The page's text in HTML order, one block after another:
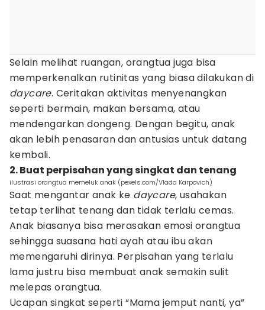
Selain melihat ruangan, orangtua juga bisa
memperkenalkan rutinitas yang biasa dilakukan di
daycare. Ceritakan aktivitas menyenangkan
seperti bermain, makan bersama, atau
mendengarkan dongeng. Dengan begitu, anak
akan lebih penasaran dan antusias untuk datang
kembali.
2. Buat perpisahan yang singkat dan tenang
ilustrasi orangtua memeluk anak (pexels.com/Vlada Karpovich)
Saat mengantar anak ke daycare, usahakan
tetap terlihat tenang dan tidak terlalu cemas.
Anak biasanya bisa merasakan emosi orangtua
sehingga suasana hati ayah atau ibu akan
memengaruhi dirinya. Perpisahan yang terlalu
lama justru bisa membuat anak semakin sulit
melepas orangtua.
Ucapan singkat seperti “Mama jemput nanti, ya”